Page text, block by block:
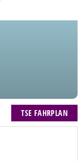
TSE FAHRPLAN